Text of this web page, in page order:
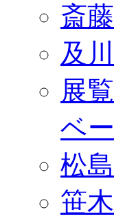
斎
及
展
ベ
松
笹